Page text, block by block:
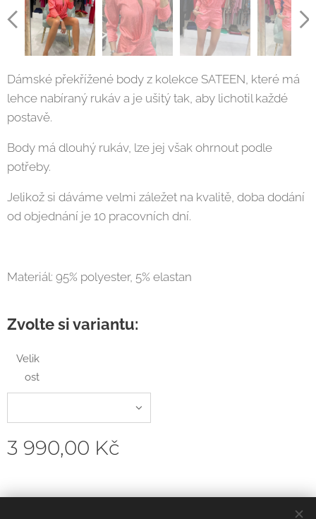
Dámské překřížené body z kolekce SATEEN, které má
lehce nabíraný rukáv a je ušitý tak, aby lichotil každé
postavě.
Body má dlouhý rukáv, lze jej však ohrnout podle
potřeby.
Jelikož si dáváme velmi záležet na kvalitě, doba dodání
od objednání je 10 pracovních dní.
Materiál: 95% polyester, 5% elastan
Zvolte si variantu:
Velik
ost
3 990,00 Kč